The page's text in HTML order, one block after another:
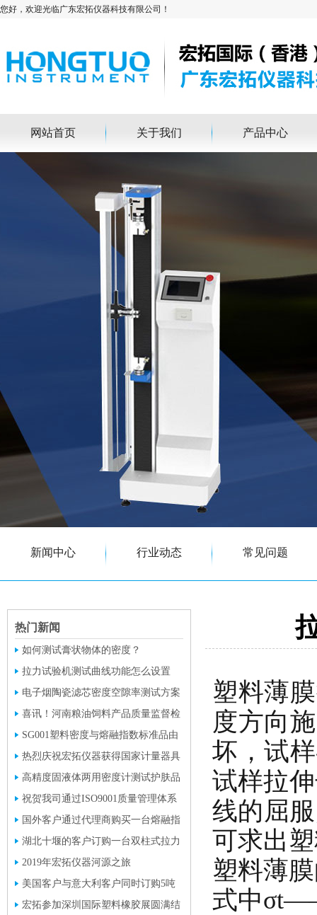
您好，欢迎光临广东宏拓仪器科技有限公司！
网站首页 关于我们 产品中心
新闻中心 行业动态 常见问题
塑料薄
度方向
坏，试
试样拉
线的屈
可求出
塑料薄
式中
热门新闻
如何测试膏状物体的密度？
拉力试验机测试曲线功能怎么设置
电子烟陶瓷滤芯密度空隙率测试方案
喜讯！河南粮油饲料产品质量监督检
验中心采购一批液体密度计
SG001塑料密度与熔融指数标准品由
宏拓独家研发成功
热烈庆祝宏拓仪器获得国家计量器具
型式批准证书
高精度固液体两用密度计测试护肤品
的密度，效果看得见。
祝贺我司通过ISO9001质量管理体系
认证并获取证书
国外客户通过代理商购买一台熔融指
数测定仪
湖北十堰的客户订购一台双柱式拉力
试验机
2019年宏拓仪器河源之旅
美国客户与意大利客户同时订购5吨
双柱拉力试验机
宏拓参加深圳国际塑料橡胶展圆满结